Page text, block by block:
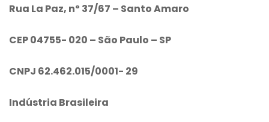
Rua La Paz, nº 37/67 – Santo Amaro
CEP 04755- 020 – São Paulo – SP
CNPJ 62.462.015/0001- 29
Indústria Brasileira